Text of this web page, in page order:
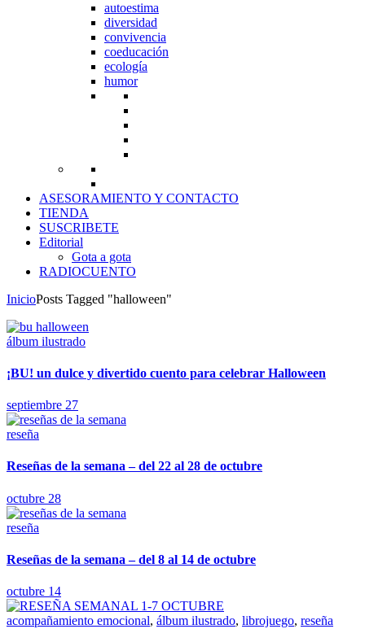
autoestima
diversidad
convivencia
coeducación
ecología
humor
ASESORAMIENTO Y CONTACTO
TIENDA
SUSCRIBETE
Editorial
Gota a gota
RADIOCUENTO
InicioPosts Tagged "halloween"
álbum ilustrado
¡BU! un dulce y divertido cuento para celebrar Halloween
septiembre 27
reseña
Reseñas de la semana – del 22 al 28 de octubre
octubre 28
reseña
Reseñas de la semana – del 8 al 14 de octubre
octubre 14
acompañamiento emocional, álbum ilustrado, librojuego, reseña